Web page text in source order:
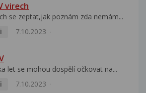
virech
se zeptat,jak poznám zda nemám...
7.10.2023
let se mohou dospělí očkovat na...
7.10.2023